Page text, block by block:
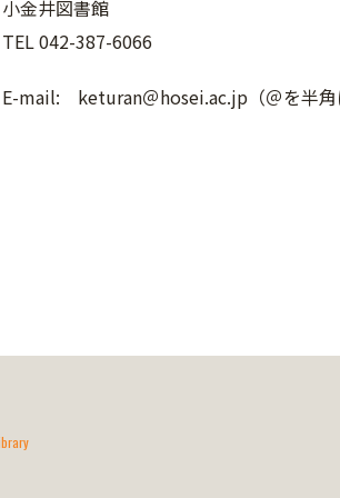
小金井図書館
TEL 042-387-6066
E-mail: keturan＠hosei.ac.jp（＠を半角